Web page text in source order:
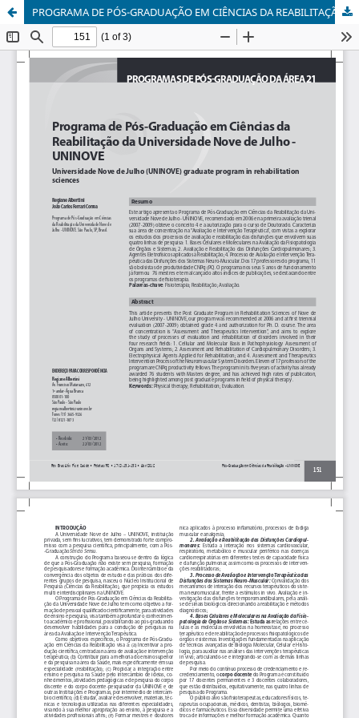
PROGRAMA DE PÓS-GRADUAÇÃO EM CIÊNCIAS DA REABILITAÇÃO DA UNIVERSIDADE NOVE DE JULHO - UNINOVE